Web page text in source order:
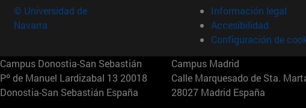
© Universidad de
Navarra
Información legal
Accesibilidad
Configuración de
Campus Donostia-San Sebastián
Pº de Manuel Lardizabal 13 20018
Donostia-San Sebastián España
Campus Madrid
Calle Marquesado de Sta.
28027 Madrid España